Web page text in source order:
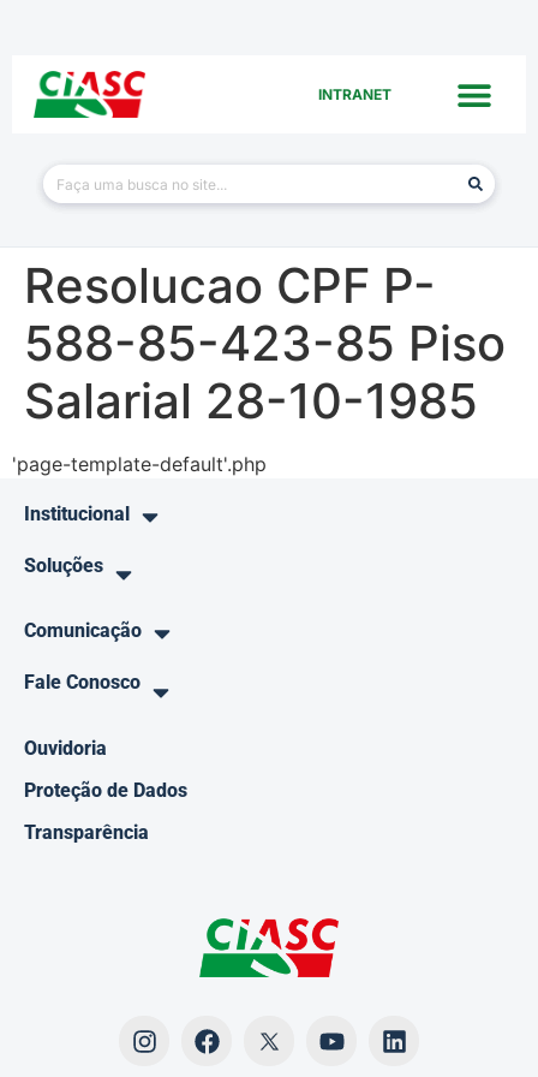
INTRANET
Resolucao CPF P-
588-85-423-85 Piso
Salarial 28-10-1985
'page-template-default'.php
Institucional
Soluções
Comunicação
Fale Conosco
Ouvidoria
Proteção de Dados
Transparência